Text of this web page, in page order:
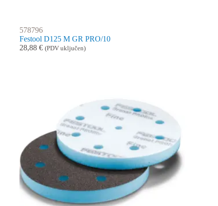
578796
Festool D125 M GR PRO/10
28,88 € (PDV uključen)